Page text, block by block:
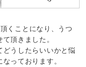
くことになり、うつ
頂きました。
どうしたらいいかと悩
っております。